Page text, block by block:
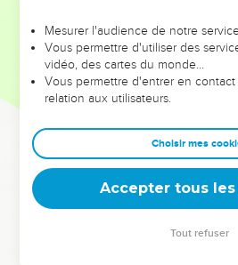
disait, quand il était encore en vie :
ressusciterai.
Commande donc que le sépulcre
jusques au troisième jour ; de peur
viennent de nuit, et ne le dérobent,
peuple : il est ressuscité des morts ;
imposture serait pire que la
Mais Pilate leur dit : vous avez la
Mesurer l'audience de notre
Vous permettre d'utiliser des
vidéo, des cartes du monde…
Vous permettre d'entrer en
relation aux utilisateurs.
Choisir mes
Accepter tous
Tout refuser